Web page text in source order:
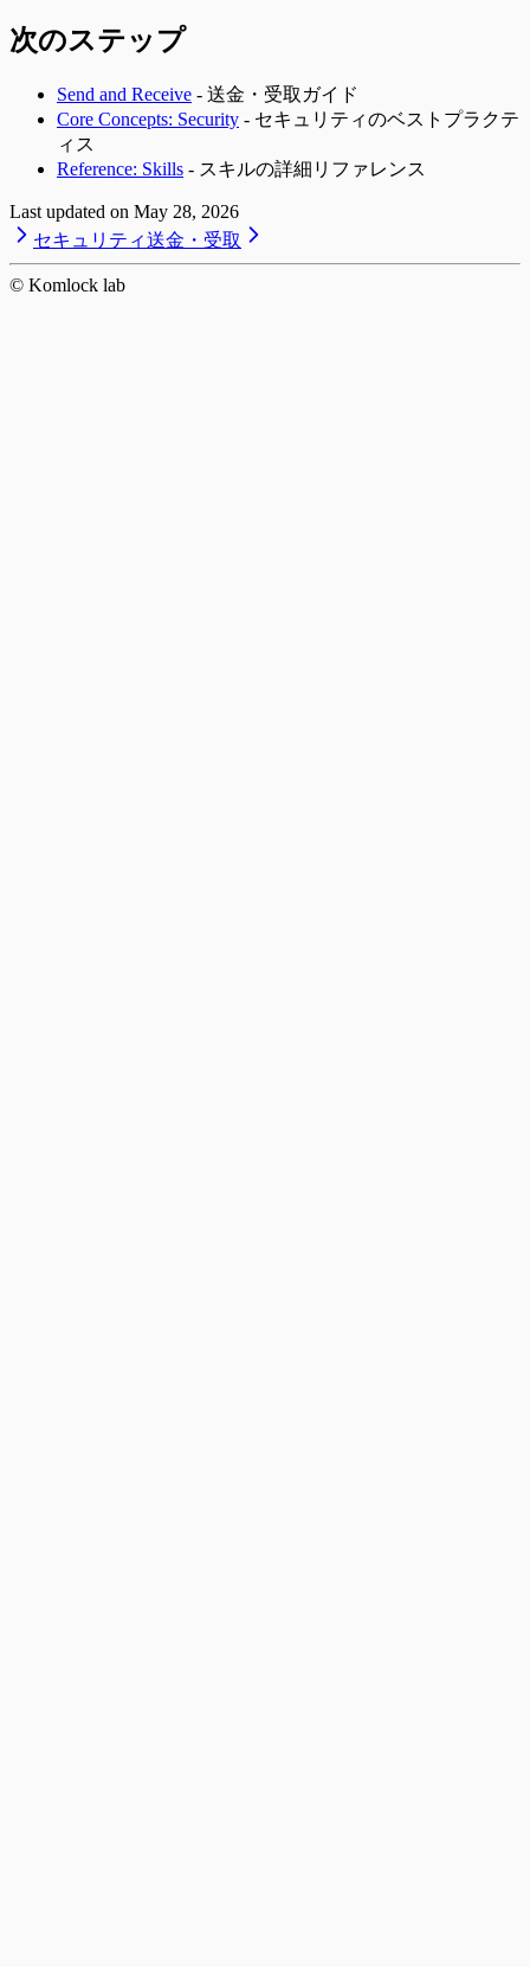
次のステップ
Send and Receive - 送金・受取ガイド
Core Concepts: Security - セキュリティのベストプラクテ
ィス
Reference: Skills - スキルの詳細リファレンス
Last updated on May 28, 2026
セキュリティ送金・受取
© Komlock lab